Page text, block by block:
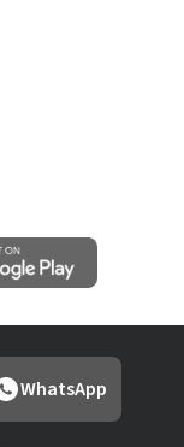
WhatsApp